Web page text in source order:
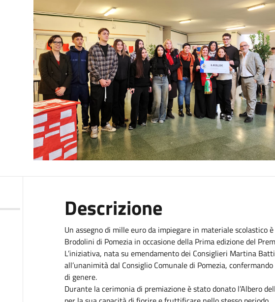
Descrizione
Un assegno di mille euro da impiegare in materiale scolastico
Brodolini di Pomezia in occasione della Prima edizione del
L’iniziativa, nata su emendamento dei Consiglieri Martina
all’unanimità dal Consiglio Comunale di Pomezia,
di genere.
Durante la cerimonia di premiazione è stato donato l’Albero